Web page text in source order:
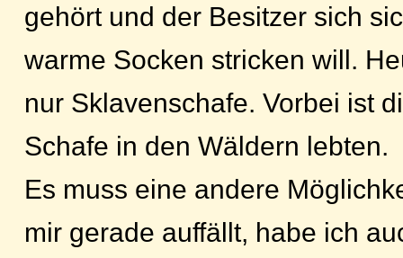
gehört und der Besitzer sich
warme Socken stricken will.
nur Sklavenschafe. Vorbei ist
Schafe in den Wäldern lebten.
Es muss eine andere
mir gerade auffällt, habe ich